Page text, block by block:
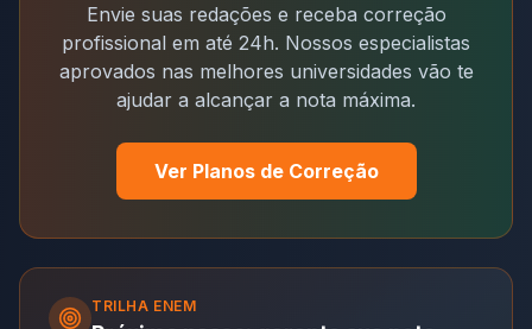
Envie suas redações e receba correção
profissional em até 24h. Nossos especialistas
aprovados nas melhores universidades vão te
ajudar a alcançar a nota máxima.
Ver Planos de Correção
TRILHA ENEM